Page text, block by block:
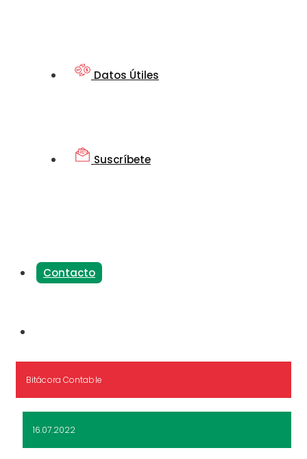
Datos Útiles
Suscríbete
Contacto
Bitácora Contable
16.07.2022